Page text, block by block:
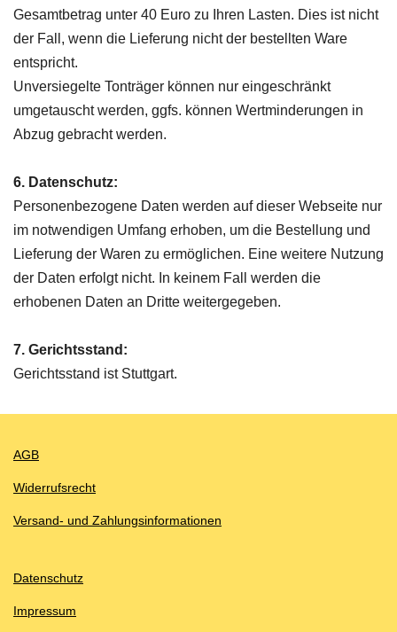
Gesamtbetrag unter 40 Euro zu Ihren Lasten. Dies ist nicht
der Fall, wenn die Lieferung nicht der bestellten Ware
entspricht.
Unversiegelte Tonträger können nur eingeschränkt
umgetauscht werden, ggfs. können Wertminderungen in
Abzug gebracht werden.
6. Datenschutz:
Personenbezogene Daten werden auf dieser Webseite nur
im notwendigen Umfang erhoben, um die Bestellung und
Lieferung der Waren zu ermöglichen. Eine weitere Nutzung
der Daten erfolgt nicht. In keinem Fall werden die
erhobenen Daten an Dritte weitergegeben.
7. Gerichtsstand:
Gerichtsstand ist Stuttgart.
AGB
Widerrufsrecht
Versand- und Zahlungsinformationen
Datenschutz
Impressum